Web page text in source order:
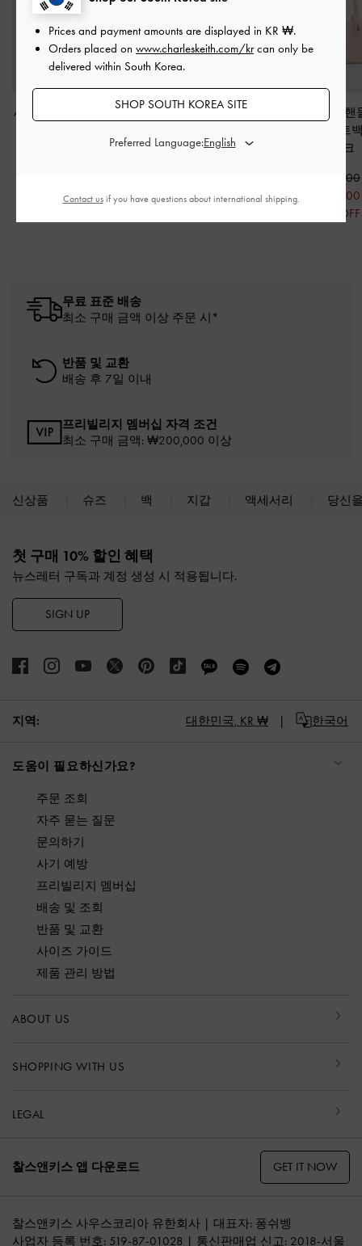
새미 노티드-핸들 이롱
₩79,900
헤이즐 보우 패널 탑 핸
새미 노티드 핸
게이티드 토트
트 핑크
₩99,900
₩79,900
20% OFF
무료 표준 배송
최소 구매 금액 이상 주문 시*
반품 및 교환
배송 후 7일 이내
프리빌리지 멤버십 자격 조건
최소 구매 금액: ₩200,000 이상
신상품 슈즈 백 지갑 액세서리 당신
첫 구매 10% 할인 혜택
뉴스레터 구독과 계정 생성 시 적용됩니다.
SIGN UP
지역: 대한민국, KR ₩ 한국어
도움이 필요하신가요?
주문 조회
자주 묻는 질문
문의하기
사기 예방
프리빌리지 멤버십
배송 및 조회
반품 및 교환
사이즈 가이드
제품 관리 방법
ABOUT US
SHOPPING WITH US
LEGAL
찰스앤키스 앱 다운로드 GET IT NOW
찰스앤키스 사우스코리아 유한회사 | 대표자: 퐁쉬벵
사업자 등록 번호: 519-87-01028 | 통신판매업 신고: 2018-서울
Prices and payment amounts are displayed in KR ₩.
Orders placed on www.charleskeith.com/krcan only be
delivered within South Korea.
SHOP SOUTH KOREA SITE
Preferred Language:
Contact usif you have questions about international shipping.